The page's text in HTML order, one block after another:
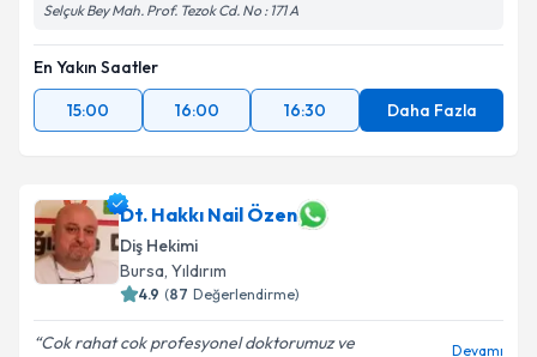
Selçuk Bey Mah. Prof. Tezok Cd. No : 171 A
En Yakın Saatler
15:00
16:00 16:30 Daha Fazla
Dt. Hakkı Nail Özen
Diş Hekimi
Bursa, Yıldırım
4.9 (87 Değerlendirme)
Cok rahat cok profesyonel doktorumuz ve
Devamı